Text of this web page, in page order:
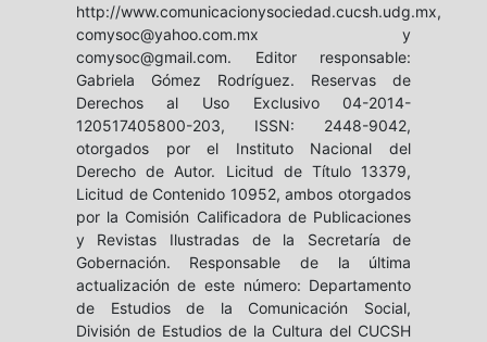
http://www.comunicacionysociedad.cucsh.udg.mx,
comysoc@yahoo.com.mx y
comysoc@gmail.com. Editor responsable:
Gabriela Gómez Rodríguez. Reservas de
Derechos al Uso Exclusivo 04-2014-
120517405800-203, ISSN: 2448-9042,
otorgados por el Instituto Nacional del
Derecho de Autor. Licitud de Título 13379,
Licitud de Contenido 10952, ambos otorgados
por la Comisión Calificadora de Publicaciones
y Revistas Ilustradas de la Secretaría de
Gobernación. Responsable de la última
actualización de este número: Departamento
de Estudios de la Comunicación Social,
División de Estudios de la Cultura del CUCSH